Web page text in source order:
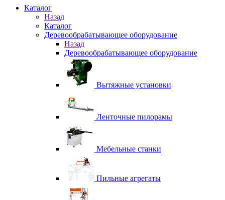
Каталог
Назад
Каталог
Деревообрабатывающее оборудование
Назад
Деревообрабатывающее оборудование
Вытяжные установки
Ленточные пилорамы
Мебельные станки
Пильные агрегаты